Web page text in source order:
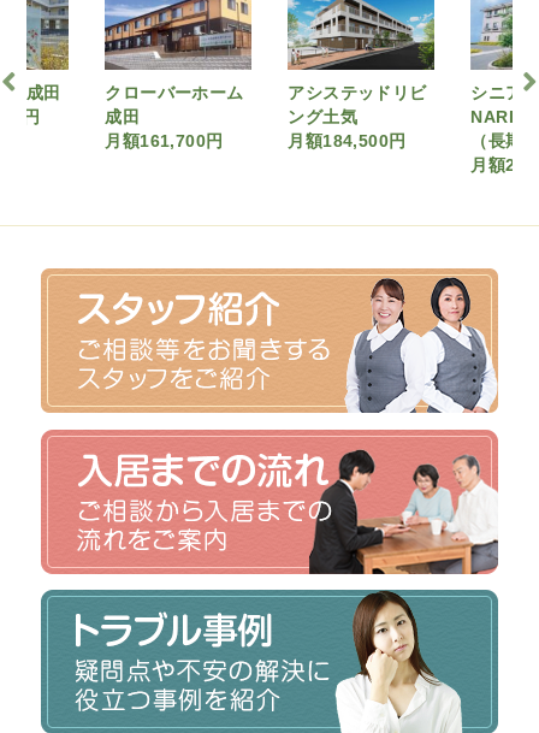
ホーム
アシステッドリビ
ング土気
月額184,500円
シニア町内会
NARITA公津の杜
（長期A契約）
森田
月額